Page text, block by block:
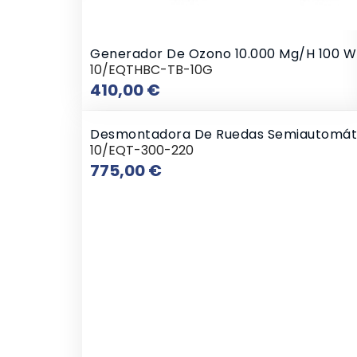
Generador De Ozono 10.000 Mg/h 100 W
10/EQTHBC-TB-10G
410,00 €
Desmontadora De Ruedas
10/EQT-300-220
775,00 €